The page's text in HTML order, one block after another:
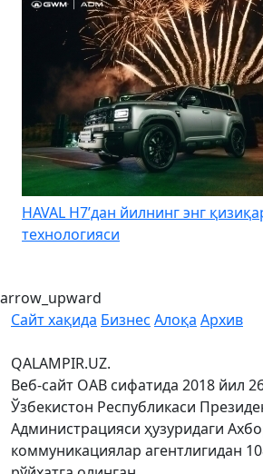
HAVAL H7’дан йилнинг энг
технологияси
arrow_upward
Сайт хақида Бизнес Алоқа Архив
QALAMPIR.UZ.
Веб-сайт ОАВ сифатида 2018 йил
Ўзбекистон Республикаси
Администрацияси ҳузуридаги
коммуникациялар агентлигидан